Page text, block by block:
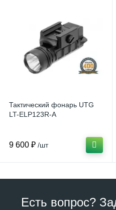
Тактический фонарь UTG
LT-ELP123R-A
9 600 ₽ /шт
Есть вопрос?